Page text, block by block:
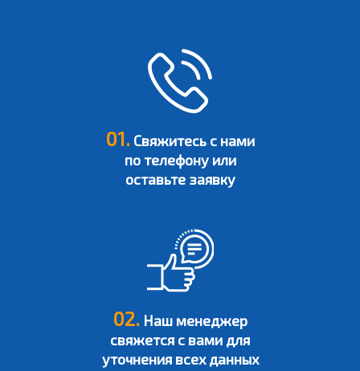
01. Свяжитесь с нами
по телефону или
оставьте заявку
02. Наш менеджер
свяжется с вами для
уточнения всех данных